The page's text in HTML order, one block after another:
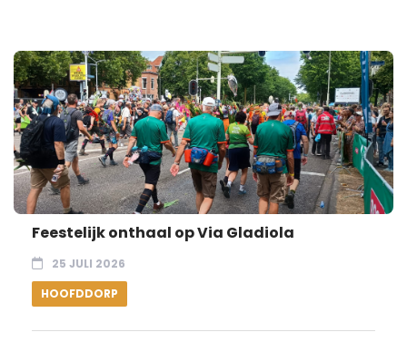
Feestelijk onthaal op Via Gladiola
25 JULI 2026
HOOFDDORP